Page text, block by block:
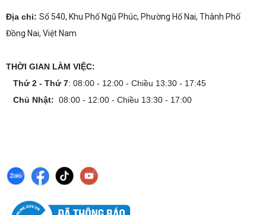
Địa chỉ: Số 540, Khu Phố Ngũ Phúc, Phường Hố Nai, Thành Phố
Đồng Nai, Việt Nam
THỜI GIAN LÀM VIỆC:
Thứ 2 - Thứ 7: 08:00 - 12:00 - Chiều 13:30 - 17:45
Chủ Nhật: 08:00 - 12:00 - Chiều 13:30 - 17:00